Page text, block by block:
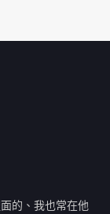
的、我也常在他